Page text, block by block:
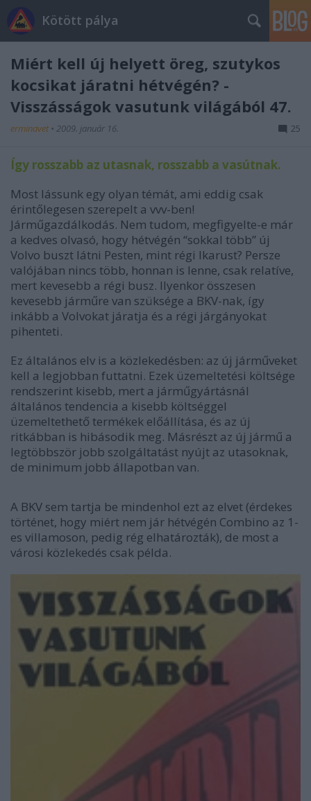
Kötött pálya
Miért kell új helyett öreg, szutykos
kocsikat járatni hétvégén? -
Visszásságok vasutunk világából 47.
erminavet • 2009. január 16. 25
Így rosszabb az utasnak, rosszabb a vasútnak.
Most lássunk egy olyan témát, ami eddig csak
érintőlegesen szerepelt a vvv-ben!
Járműgazdálkodás. Nem tudom, megfigyelte-e már
a kedves olvasó, hogy hétvégén “sokkal több” új
Volvo buszt látni Pesten, mint régi Ikarust? Persze
valójában nincs több, honnan is lenne, csak relatíve,
mert kevesebb a régi busz. Ilyenkor összesen
kevesebb járműre van szüksége a BKV-nak, így
inkább a Volvokat járatja és a régi járgányokat
pihenteti.
Ez általános elv is a közlekedésben: az új járműveket
kell a legjobban futtatni. Ezek üzemeltetési költsége
rendszerint kisebb, mert a járműgyártásnál
általános tendencia a kisebb költséggel
üzemeltethető termékek előállítása, és az új
ritkábban is hibásodik meg. Másrészt az új jármű a
legtöbbször jobb szolgáltatást nyújt az utasoknak,
de minimum jobb állapotban van.
A BKV sem tartja be mindenhol ezt az elvet (érdekes
történet, hogy miért nem jár hétvégén Combino az 1-
es villamoson, pedig rég elhatározták), de most a
városi közlekedés csak példa.